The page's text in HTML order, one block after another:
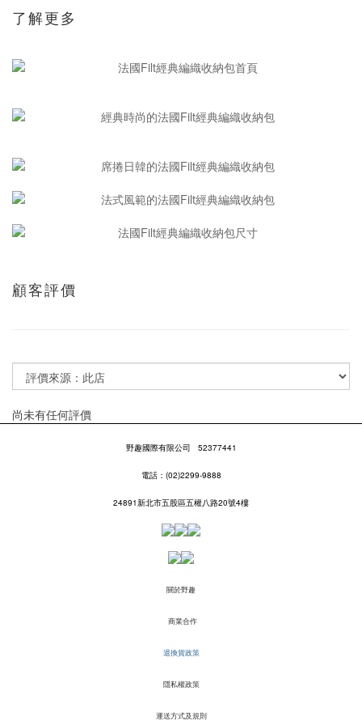
了解更多
顧客評價
尚未有任何評價
野趣國際有限公司 52377441
電話：(02)2299-9888
24891新北市五股區五權八路20號4樓
關於野趣
商業合作
退換貨政策
隱私權政策
運送方式及規則